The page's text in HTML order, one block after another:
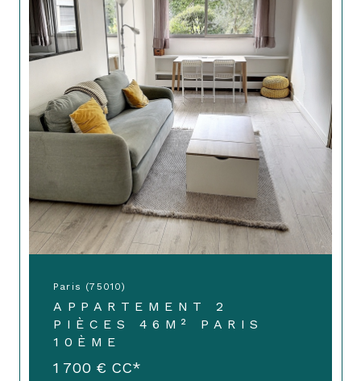
Paris (75010)
APPARTEMENT 2
PIÈCES 46M² PARIS
10ÈME
1 700 € CC*